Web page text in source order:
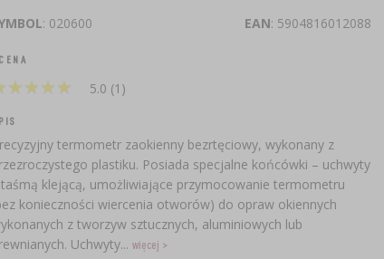
: 020600 EAN: 5904816012088
★★★★
★★★★ 5.0 (1)
termometr zaokienny bezrtęciowy, wykonany z
plastiku. Posiada specjalne końcówki – uchwyty
klejącą, umożliwiające przymocowanie termometru
konieczności wiercenia otworów) do opraw okiennych
z tworzyw sztucznych, aluminiowych lub
Uchwyty... więcej >